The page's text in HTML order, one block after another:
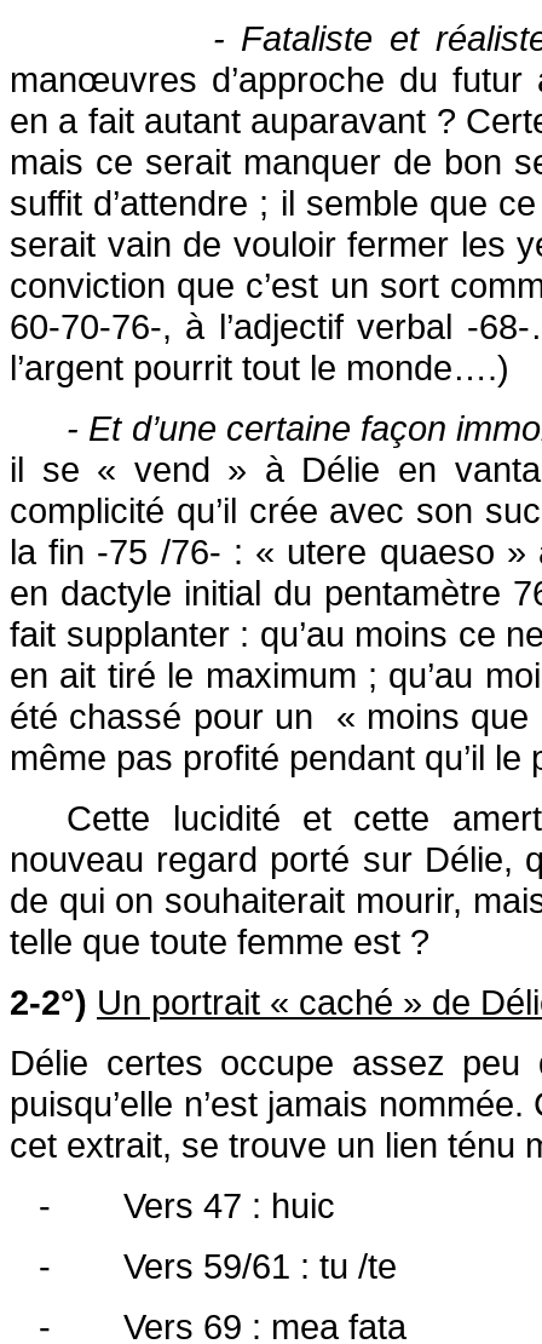
- Fataliste et
manœuvres d’approche du futur
en a fait autant auparavant ?
mais ce serait manquer de bon
suffit d’attendre ; il semble que
serait vain de vouloir fermer les
conviction que c’est un sort
60-70-76-, à l’adjectif verbal -
l’argent pourrit tout le monde….)
- Et d’une certaine façon
il se « vend » à Délie en
complicité qu’il crée avec son
la fin -75 /76- : « utere quaeso
en dactyle initial du pentamètre
fait supplanter : qu’au moins ce
en ait tiré le maximum ; qu’au
été chassé pour un
« moins que
même pas profité pendant qu’il le
Cette lucidité et cette
nouveau regard porté sur Délie,
de qui on souhaiterait mourir,
telle que toute femme est ?
2-2°) Un portrait « caché » de
Délie certes occupe assez
puisqu’elle n’est jamais
cet extrait, se trouve un lien ténu
-
Vers 47 : huic
-
Vers 59/61 : tu /te
-
Vers 69 : mea fata